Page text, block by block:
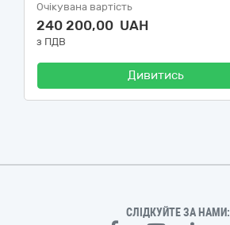
Очікувана вартість
240 200,00 UAH
з ПДВ
Дивитись
СЛІДКУЙТЕ ЗА НАМИ: